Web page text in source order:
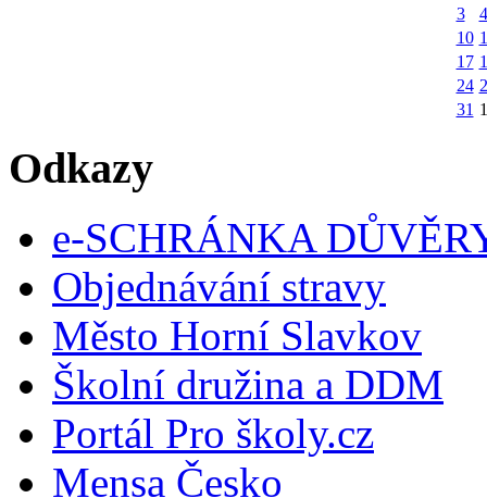
3
4
10
17
24
31 1
Odkazy
e-SCHRÁNKA
Objednávání stravy
Město Horní Slavkov
Školní družina a DDM
Portál Pro školy.cz
Mensa Česko